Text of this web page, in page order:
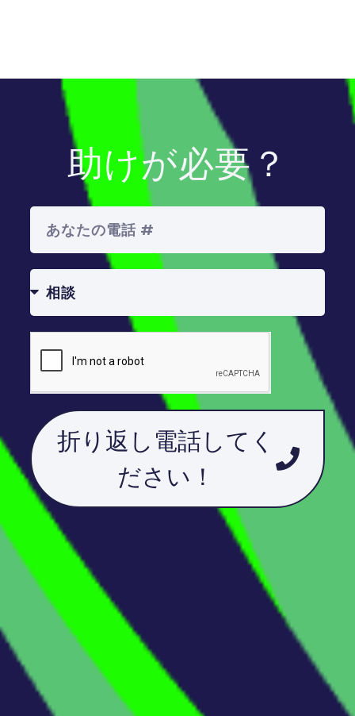
助けが必要？
折り返し電話してく
ださい！